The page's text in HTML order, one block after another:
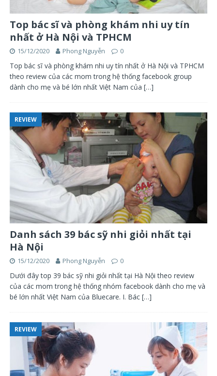
Top bác sĩ và phòng khám nhi uy tín
nhất ở Hà Nội và TPHCM
15/12/2020 Phong Nguyễn 0
Top bác sĩ và phòng khám nhi uy tín nhất ở Hà Nội và TPHCM
theo review của các mom trong hệ thống facebook group
dành cho mẹ và bé lớn nhất Việt Nam của […]
REVIEW
Danh sách 39 bác sỹ nhi giỏi nhất tại
Hà Nội
15/12/2020 Phong Nguyễn 0
Dưới đây top 39 bác sỹ nhi giỏi nhất tại Hà Nội theo review
của các mom trong hệ thống nhóm facebook dành cho mẹ và
bé lớn nhất Việt Nam của Bluecare. I. Bác […]
REVIEW